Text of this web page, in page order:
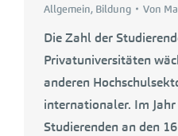
Allgemein, Bildung Von
Die Zahl der
Privatuniversitäten
anderen
internationaler. Im
Studierenden an den